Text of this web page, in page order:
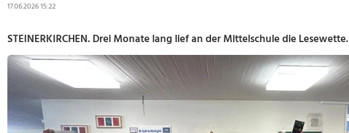
17.06.2026 15:22
STEINERKIRCHEN.Drei Monate lang lief an der Mittelschule die Lesewette.